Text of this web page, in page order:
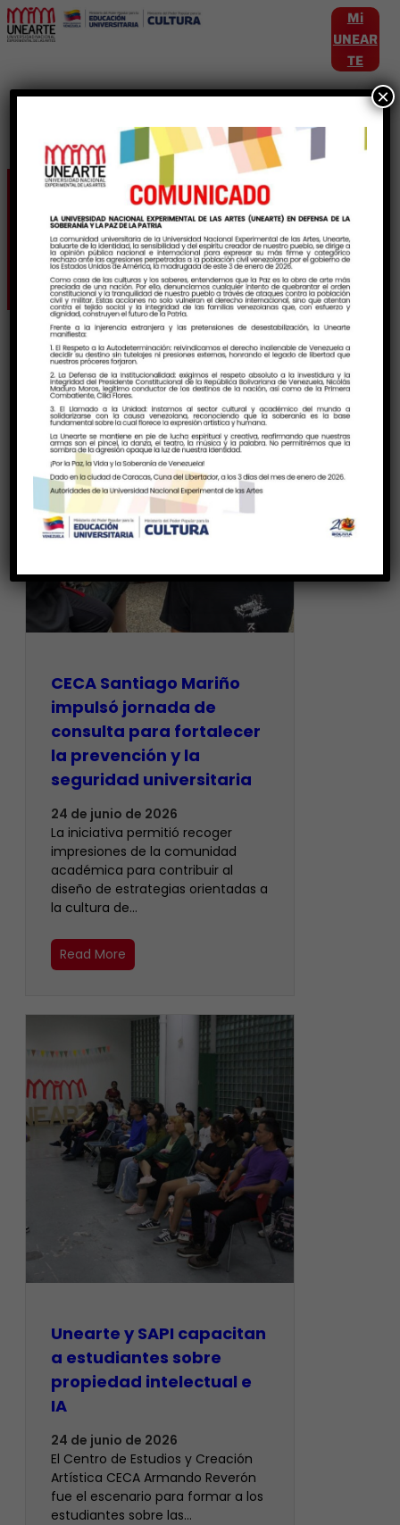
Mi
UNEAR
TE
Etiqueta:
DesarrolloAcadémico
CECA Santiago Mariño
impulsó jornada de
consulta para fortalecer
la prevención y la
seguridad universitaria
24 de junio de 2026
La iniciativa permitió recoger
impresiones de la comunidad
académica para contribuir al
diseño de estrategias orientadas a
la cultura de…
Read More
Unearte y SAPI capacitan
a estudiantes sobre
propiedad intelectual e
IA
24 de junio de 2026
El Centro de Estudios y Creación
Artística CECA Armando Reverón
fue el escenario para formar a los
estudiantes sobre las…
×